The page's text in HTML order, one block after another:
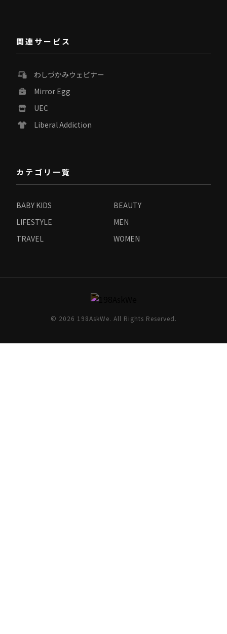
関連サービス
わしづかみウェビナー
Mirror Egg
UEC
Liberal Addiction
カテゴリ一覧
BABY KIDS
BEAUTY
LIFESTYLE
MEN
TRAVEL
WOMEN
© 2026 198AskWe. All Rights Reserved.